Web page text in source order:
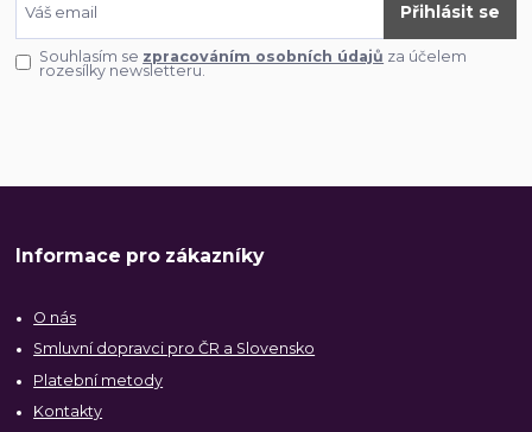
Přihlásit se
Souhlasím se zpracováním osobních údajů za účelem
rozesílky newsletteru.
Informace pro zákazníky
O nás
Smluvní dopravci pro ČR a Slovensko
Platební metody
Kontakty